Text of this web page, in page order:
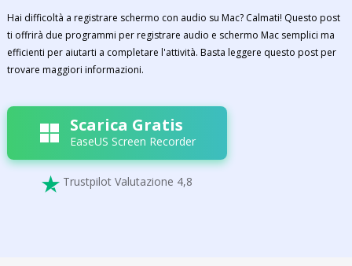
Hai difficoltà a registrare schermo con audio su Mac? Calmati! Questo post
ti offrirà due programmi per registrare audio e schermo Mac semplici ma
efficienti per aiutarti a completare l'attività. Basta leggere questo post per
trovare maggiori informazioni.
Scarica Gratis
EaseUS Screen Recorder
 Trustpilot Valutazione 4,8